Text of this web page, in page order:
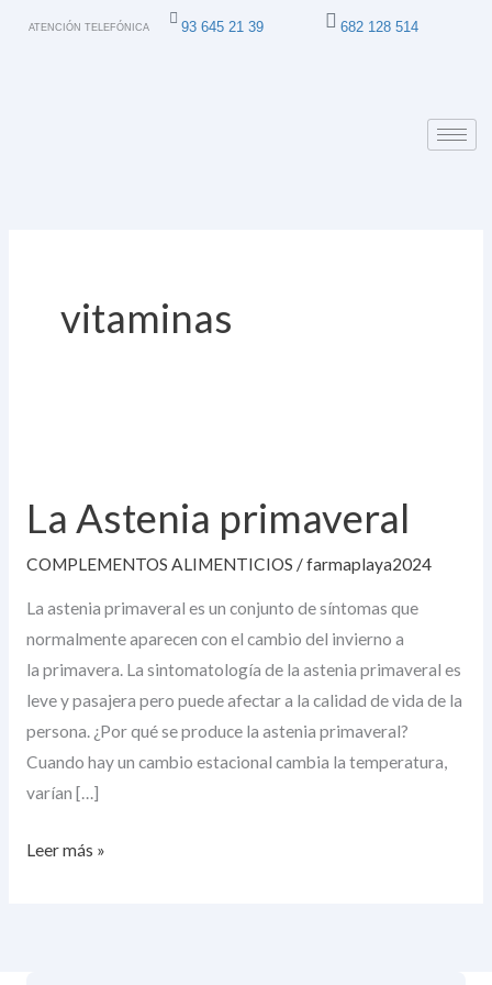
ATENCIÓN TELEFÓNICA 93 645 21 39 682 128 514
vitaminas
La Astenia primaveral
COMPLEMENTOS ALIMENTICIOS /farmaplaya2024
La astenia primaveral es un conjunto de síntomas que
normalmente aparecen con el cambio del invierno a
la primavera. La sintomatología de la astenia primaveral es
leve y pasajera pero puede afectar a la calidad de vida de la
persona. ¿Por qué se produce la astenia primaveral?
Cuando hay un cambio estacional cambia la temperatura,
varían […]
primaveral
Leer más »